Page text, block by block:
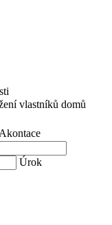
vlastníků domů
Akontace
Úrok